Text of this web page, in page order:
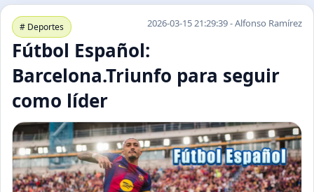
# Deportes 2026-03-15 21:29:39 - Alfonso Ramírez
Fútbol Español:
Barcelona.Triunfo para seguir
como líder